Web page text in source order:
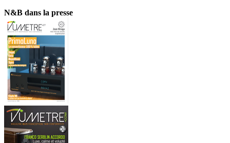
N&B dans la presse